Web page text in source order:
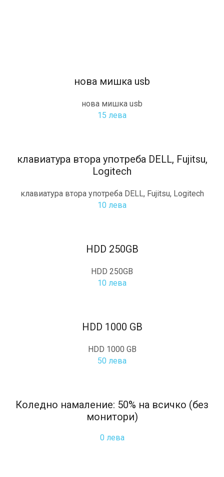
нова мишка usb
нова мишка usb
15 лева
клавиатура втора употреба DELL, Fujitsu,
Logitech
клавиатура втора употреба DELL, Fujitsu, Logitech
10 лева
HDD 250GB
HDD 250GB
10 лева
HDD 1000 GB
HDD 1000 GB
50 лева
Коледно намаление: 50% на всичко (без
монитори)
0 лева